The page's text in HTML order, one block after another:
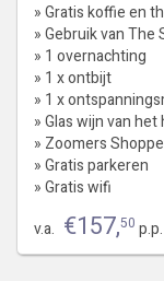
» Gratis koffie en
» Gebruik van
» 1 overnachting
» 1 x ontbijt
» 1 x
» Glas wijn van
» Zoomers
» Gratis parkeren
» Gratis wifi
v.a. €157,50 p.p.